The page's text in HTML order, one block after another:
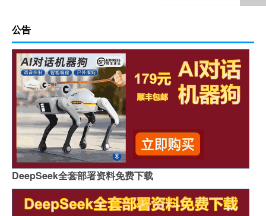
公告
DeepSeek全套部署资料免费下载